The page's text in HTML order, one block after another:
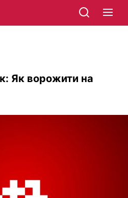
Як ворожити на